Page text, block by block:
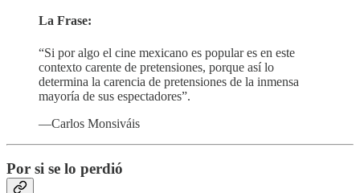
La Frase:
“Si por algo el cine mexicano es popular es en este
contexto carente de pretensiones, porque así lo
determina la carencia de pretensiones de la inmensa
mayoría de sus espectadores”.
—Carlos Monsiváis
Por si se lo perdió